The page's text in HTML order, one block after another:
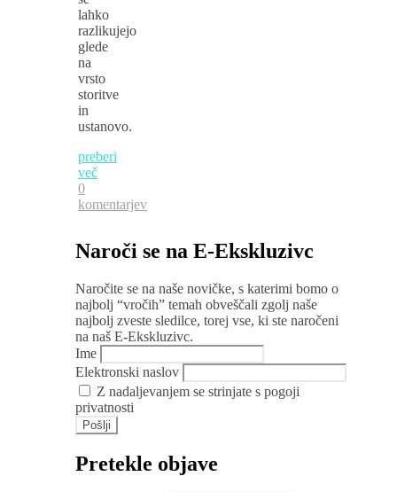
lahko
razlikujejo
glede
na
vrsto
storitve
in
ustanovo.
preberi
več
0
komentarjev
Naroči se na E-Ekskluzivc
Naročite se na naše novičke, s katerimi bomo o
najbolj “vročih” temah obveščali zgolj naše
najbolj zveste sledilce, torej vse, ki ste naročeni
na naš E-Ekskluzivc.
Ime
Elektronski naslov
Z nadaljevanjem se strinjate s pogoji
privatnosti
Pretekle objave